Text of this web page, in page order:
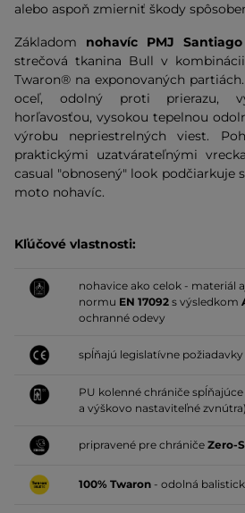
alebo aspoň zmierniť škody
Základom nohavíc PMJ Santiago
strečová tkanina Bull v
Twaron® na exponovaných
oceľ, odolný proti prierazu,
horľavosťou, vysokou tepelnou
výrobu nepriestrelných viest.
praktickými uzatvárateľnými
casual "obnosený" look podčiarkuje
moto nohavíc.
Kľúčové vlastnosti:
nohavice ako celok - materiál
normu EN 17092 s výsledkom
ochranné odevy
spĺňajú legislatívne požiadavky
PU kolenné chrániče spĺňajúce
a výškovo nastaviteľné zvnútra)
pripravené pre chrániče Zero-
100% Twaron - odolná